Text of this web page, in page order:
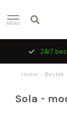
MENU
24/7
Home Bestek
Sola -